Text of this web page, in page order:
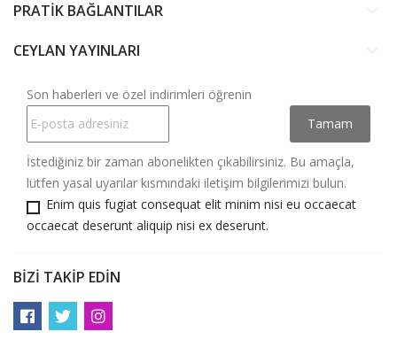
PRATİK BAĞLANTILAR
CEYLAN YAYINLARI
Son haberleri ve özel indirimleri öğrenin
İstediğiniz bir zaman abonelikten çıkabilirsiniz. Bu amaçla,
lütfen yasal uyarılar kısmındaki iletişim bilgilerimizi bulun.
Enim quis fugiat consequat elit minim nisi eu occaecat
occaecat deserunt aliquip nisi ex deserunt.
BIZI TAKIP EDIN